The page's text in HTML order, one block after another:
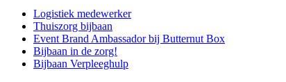
Logistiek medewerker
Thuiszorg bijbaan
Event Brand Ambassador bij Butternut Box
Bijbaan in de zorg!
Bijbaan Verpleeghulp